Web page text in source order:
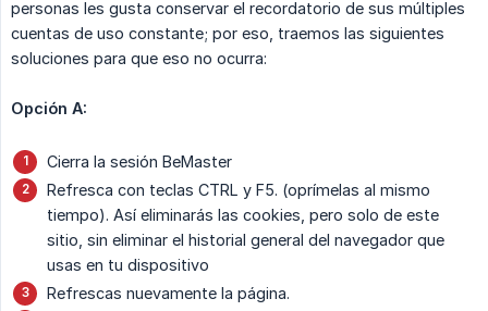
personas les gusta conservar el recordatorio de sus múltiples
cuentas de uso constante; por eso, traemos las siguientes
soluciones para que eso no ocurra:
Opción A:
Cierra la sesión BeMaster
Refresca con teclas CTRL y F5. (oprímelas al mismo
tiempo). Así eliminarás las cookies, pero solo de este
sitio, sin eliminar el historial general del navegador que
usas en tu dispositivo
Refrescas nuevamente la página.